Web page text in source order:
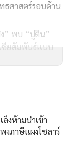
ว่างเอเชียตะวัน
นก็ยิ่งชัดเจน
การพัฒนาขนาน
ระเทศจะใช้ยูน
ของประเทศของ
คุณภาพสูง ผลัก
องความริเริ่ม
ธศาสตร์รอบด้าน
” พบ “ปูติน”
ซียสัมพันธ์แนบ
สุดท้าย
งห้ามนำเข้า
งภาษีแผงโซลาร์